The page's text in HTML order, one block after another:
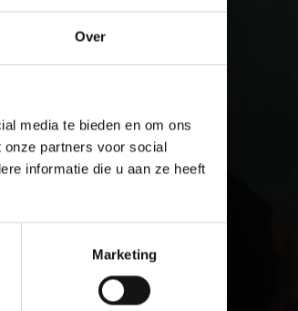
Over
media te bieden en om ons
partners voor social
informatie die u aan ze heeft
Marketing